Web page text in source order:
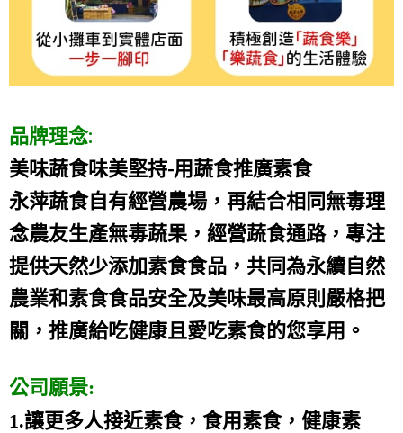
品牌理念:
美味蔬食味美堅持-用蔬食推廣素食
永萍蔬食自有經營農場，再結合相同無毒理
念農友生產無毒蔬果，經營蔬食通路，專注
提供天然少添加素食食品，共同為永續自然
農業和素食食品安全及美味最高原則嚴格把
關，推廣給吃健康且愛吃素食的您享用 。
公司願景:
1.讓更多人接近素食，食用素食，健康素